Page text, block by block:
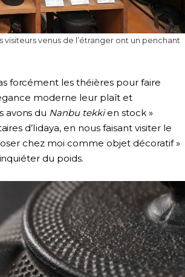
visiteurs venus de l’étranger ont un penchant
forcément les théières pour faire
moderne leur plaît et
avons du Nanbu tekkien stock »
d’Iidaya, en nous faisant visiter le
chez moi comme objet décoratif »
du poids.